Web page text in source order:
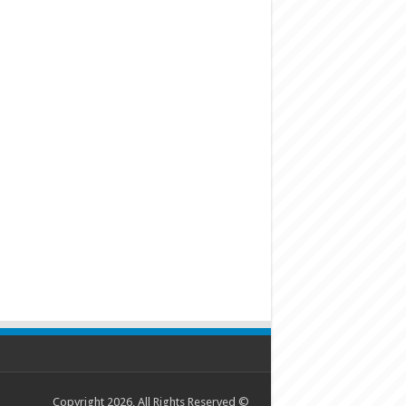
© Copyright 2026, All Rights Reserved